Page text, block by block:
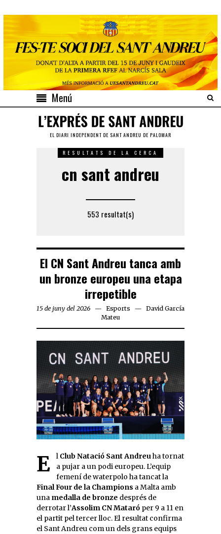
Menú
EL DIARI INDEPENDENT DE SANT ANDREU DE PALOMAR
RESULTATS DE LA CERCA
cn sant andreu
553 resultat(s)
El CN Sant Andreu tanca amb
un bronze europeu una etapa
irrepetible
15 de juny del 2026 Esports
David García
Mateu
El Club Natació Sant Andreuha tornat
a pujar a un podi europeu. L’equip
femení de waterpolo ha tancat la
Final Four de la Champions a Malta amb
una medalla de bronze després de
derrotar l’Assolim CN Mataró per 9 a 11 en
el partit pel tercer lloc. El resultat confirma
el Sant Andreu com un dels grans equips